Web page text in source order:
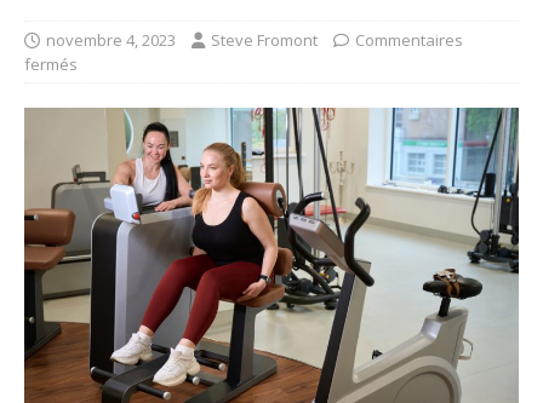
novembre 4, 2023 Steve Fromont
Commentaires
fermés